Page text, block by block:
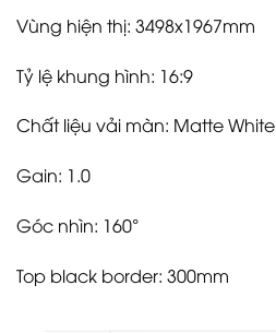
Vùng hiện thị: 3498x1967mm
Tỷ lệ khung hình: 16:9
Chất liệu vải màn: Matte White
Gain: 1.0
Góc nhìn: 160°
Top black border: 300mm